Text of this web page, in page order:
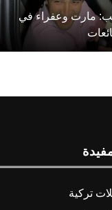
مارت وعفراء في
تركية